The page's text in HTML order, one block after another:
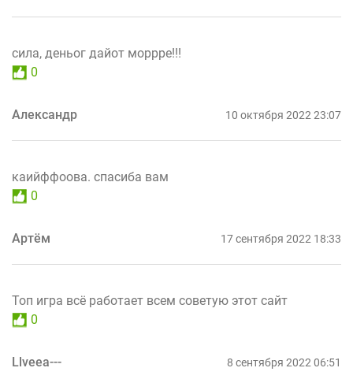
сила, деньог дайот моррре!!!
0
Александр 10 октября 2022 23:07
каийффоова. спасиба вам
0
Артём 17 сентября 2022 18:33
Топ игра всё работает всем советую этот сайт
0
Llveea--- 8 сентября 2022 06:51